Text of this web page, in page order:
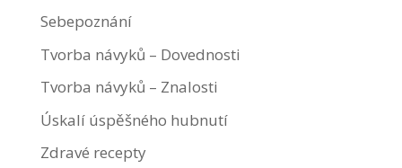
Sebepoznání
Tvorba návyků – Dovednosti
Tvorba návyků – Znalosti
Úskalí úspěšného hubnutí
Zdravé recepty